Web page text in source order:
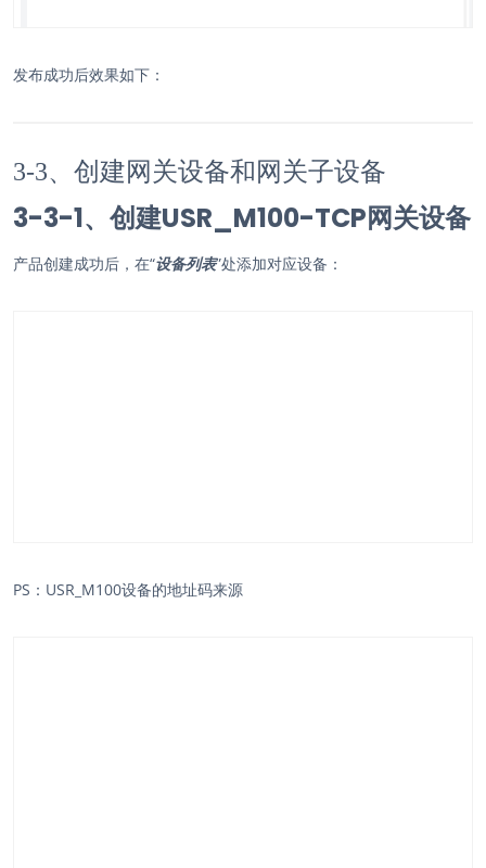
发布成功后效果如下：
3-3、创建网关设备和网关子设备
3-3-1、创建USR_M100-TCP网关设备
产品创建成功后，在“设备列表”处添加对应设备：
PS：USR_M100设备的地址码来源